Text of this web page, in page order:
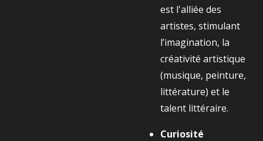
est l'alliée des
artistes, stimulant
l’imagination, la
créativité artistique
(musique, peinture,
littérature) et le
talent littéraire.
Curiosité